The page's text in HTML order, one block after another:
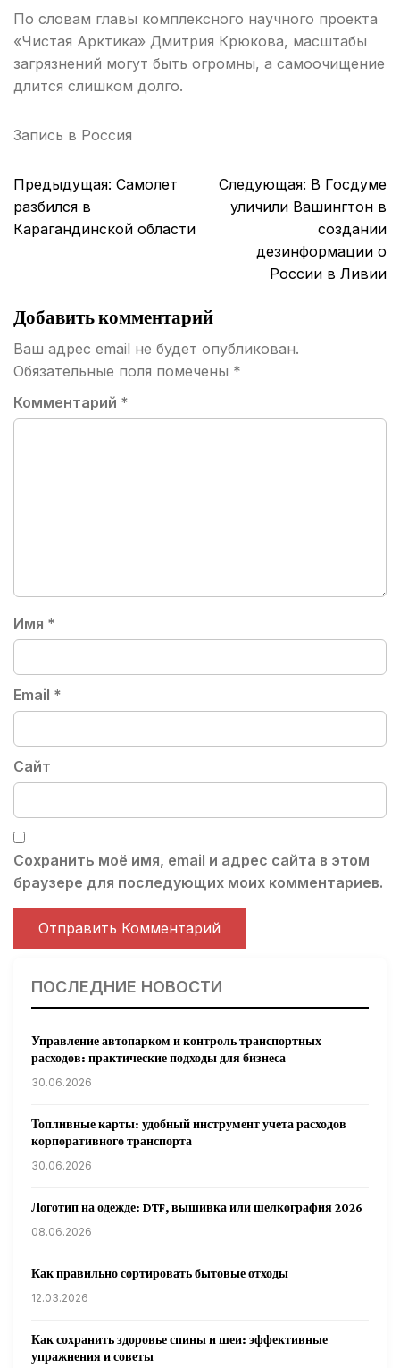
По словам главы комплексного научного проекта
«Чистая Арктика» Дмитрия Крюкова, масштабы
загрязнений могут быть огромны, а самоочищение
длится слишком долго.
Запись в Россия
Навигация
по
записям
Предыдущая: Самолет
разбился в
Карагандинской области
Следующая: В Госдуме
уличили Вашингтон в
создании
дезинформации о
России в Ливии
Добавить комментарий
Ваш адрес email не будет опубликован.
Обязательные поля помечены *
Комментарий *
Имя *
Email *
Сайт
Сохранить моё имя, email и адрес сайта в этом
браузере для последующих моих комментариев.
ПОСЛЕДНИЕ НОВОСТИ
Управление автопарком и контроль транспортных
расходов: практические подходы для бизнеса
30.06.2026
Топливные карты: удобный инструмент учета расходов
корпоративного транспорта
30.06.2026
Логотип на одежде: DTF, вышивка или шелкография 2026
08.06.2026
Как правильно сортировать бытовые отходы
12.03.2026
Как сохранить здоровье спины и шеи: эффективные
упражнения и советы